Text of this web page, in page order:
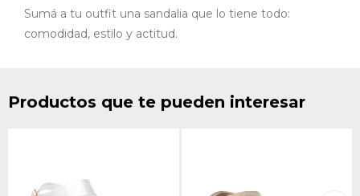
Sumá a tu outfit una sandalia que lo tiene todo:
comodidad, estilo y actitud.
Productos que te pueden interesar